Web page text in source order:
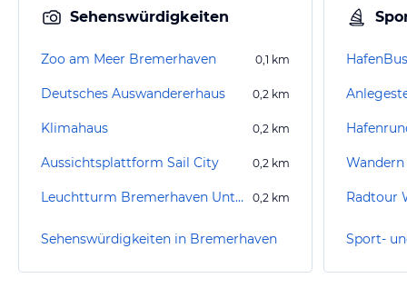
Sehenswürdigkeiten
Zoo am Meer Bremerhaven 0,1 km
Deutsches Auswandererhaus 0,2 km
Klimahaus 0,2 km
Aussichtsplattform Sail City 0,2 km
Leuchtturm Bremerhaven Unterfeuer 0,2 km
Sehenswürdigkeiten in Bremerhaven
HafenBus